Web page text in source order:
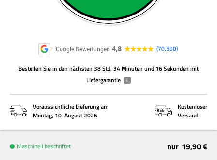
Google Bewertungen 4,8 70.590
Bestellen Siein den nächsten 38 Std. 34 Minuten und 16 Sekunden mit
Liefergarantie
i
Voraussichtliche Lieferung am
Montag, 10. August 2026
Kostenloser
Versand
Maschinell beschriftet nur 19,90 €